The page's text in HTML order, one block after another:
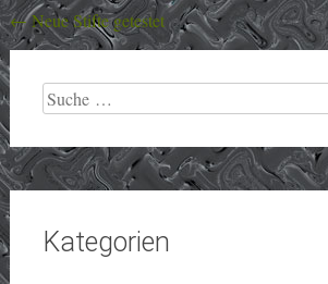
Beitragsnavigation
←Neue Stifte getestet
Suche
nach:
Kategorien